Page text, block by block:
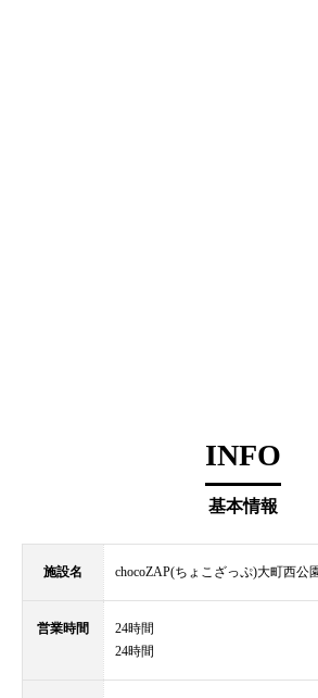
INFO
基本情報
施設名 chocoZAP(ちょこざっぷ)大町西公
営業時間
24時間
24時間